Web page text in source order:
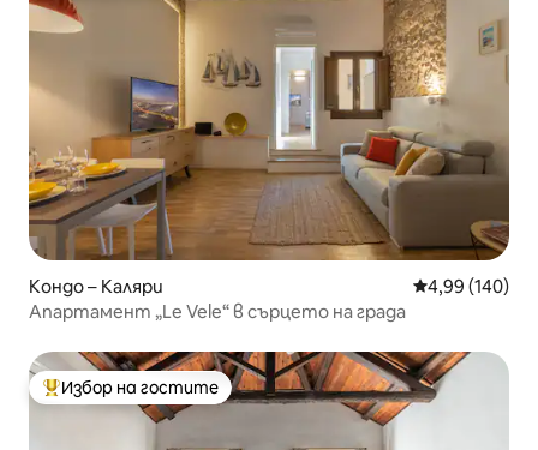
Кондо – Каляри Средна
4,99 (140)
Апартамент „Le Vele“ в сърцето на града
Най-популярен избор на гостите
Избор на гостите